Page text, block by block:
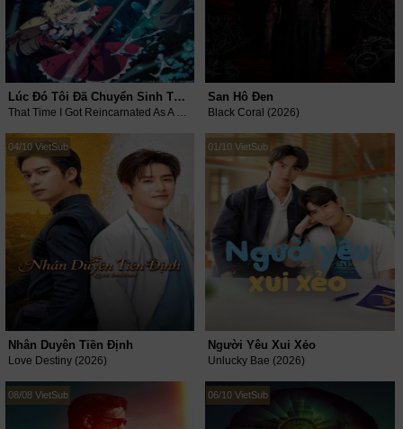
Lúc Đó Tôi Đã Chuyển Sinh Thành Slime (Phần 4)
That Time I Got Reincarnated As A Slime (Season 4) (2026)
San Hô Đen
Black Coral (2026)
04/10 VietSub
Nhân Duyên Tiền Định
Love Destiny (2026)
01/10 VietSub
Người Yêu Xui Xẻo
Unlucky Bae (2026)
08/08 VietSub 06/10 VietSub